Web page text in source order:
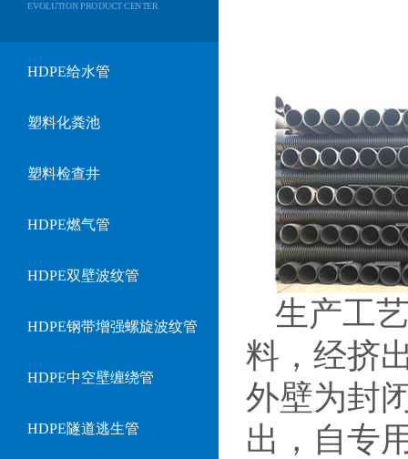
EVOLUTION PRODUCT CENTER
HDPE给水管
塑料化粪池
塑料检查井
HDPE燃气管
HDPE双壁波纹管
HDPE钢带增强螺旋波纹管
HDPE中空壁缠绕管
HDPE隧道逃生管
生产工
料，经挤
外壁为封
出，自专